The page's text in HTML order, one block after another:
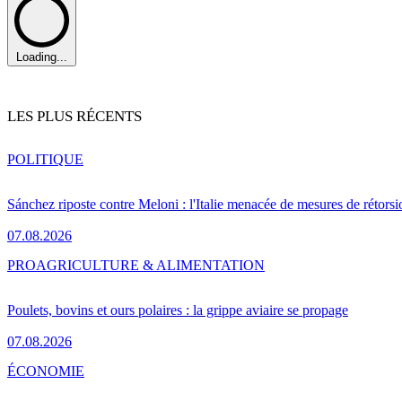
Loading...
LES PLUS RÉCENTS
Sánchez riposte contre Meloni : l'Italie menacée de mesures de
07.08.2026
POLITIQUE
Poulets, bovins et ours polaires : la grippe aviaire se propage
07.08.2026
PROAGRICULTURE & ALIMENTATION
ÉCONOMIE